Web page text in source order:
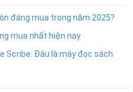
đáng mua trong năm 2025?
mua nhất hiện nay
Scribe: Đâu là máy đọc sách